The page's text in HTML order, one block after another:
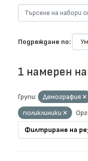
Подреждане по
1 намерен
Групи: Демография
поликлиники
Филтриране на